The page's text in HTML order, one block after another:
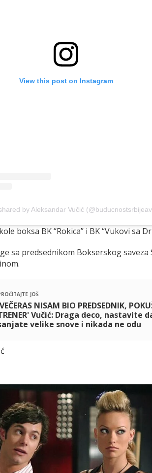
View this post on Instagram
by Aleksandar Vučić
boksa BK “Rokica” i BK “Vukovi sa
sa predsednikom Bokserskog
još
NISAM BIO PREDSEDNIK,
Vučić: Draga deco, nastavite
velike snove i nikada ne odu